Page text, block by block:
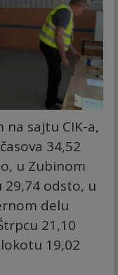
sajtu CIK-a,
34,52
u Zubinom
29,74 odsto, u
delu
21,10
19,02